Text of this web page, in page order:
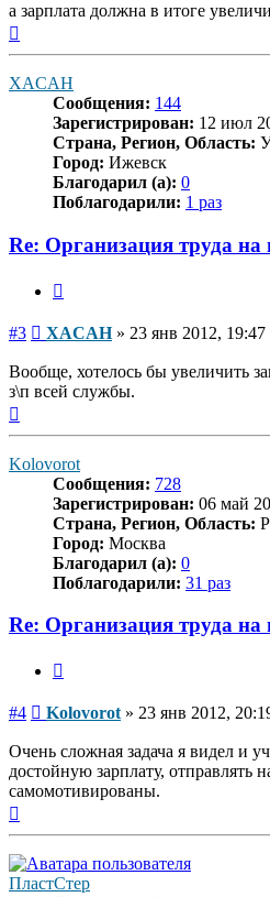
а зарплата должна в итоге
XACAH
Сообщения: 144
Зарегистрирован: 12 июл
Страна, Регион, Область:
Город: Ижевск
Благодарил (а): 0
Поблагодарили: 1 раз
Re: Организация труда на
#3 Сообщение
XACAH» 23 янв 2012, 19:47
Вообще, хотелось бы увеличить
з\п всей службы.
Kolovorot
Сообщения: 728
Зарегистрирован: 06 май
Страна, Регион, Область:
Город: Москва
Благодарил (а): 0
Поблагодарили: 31 раз
Re: Организация труда на
#4 Сообщение
Kolovorot » 23 янв 2012,
Очень сложная задача я видел и
достойную зарплату, отправлять
самомотивированы.
ПластСтер